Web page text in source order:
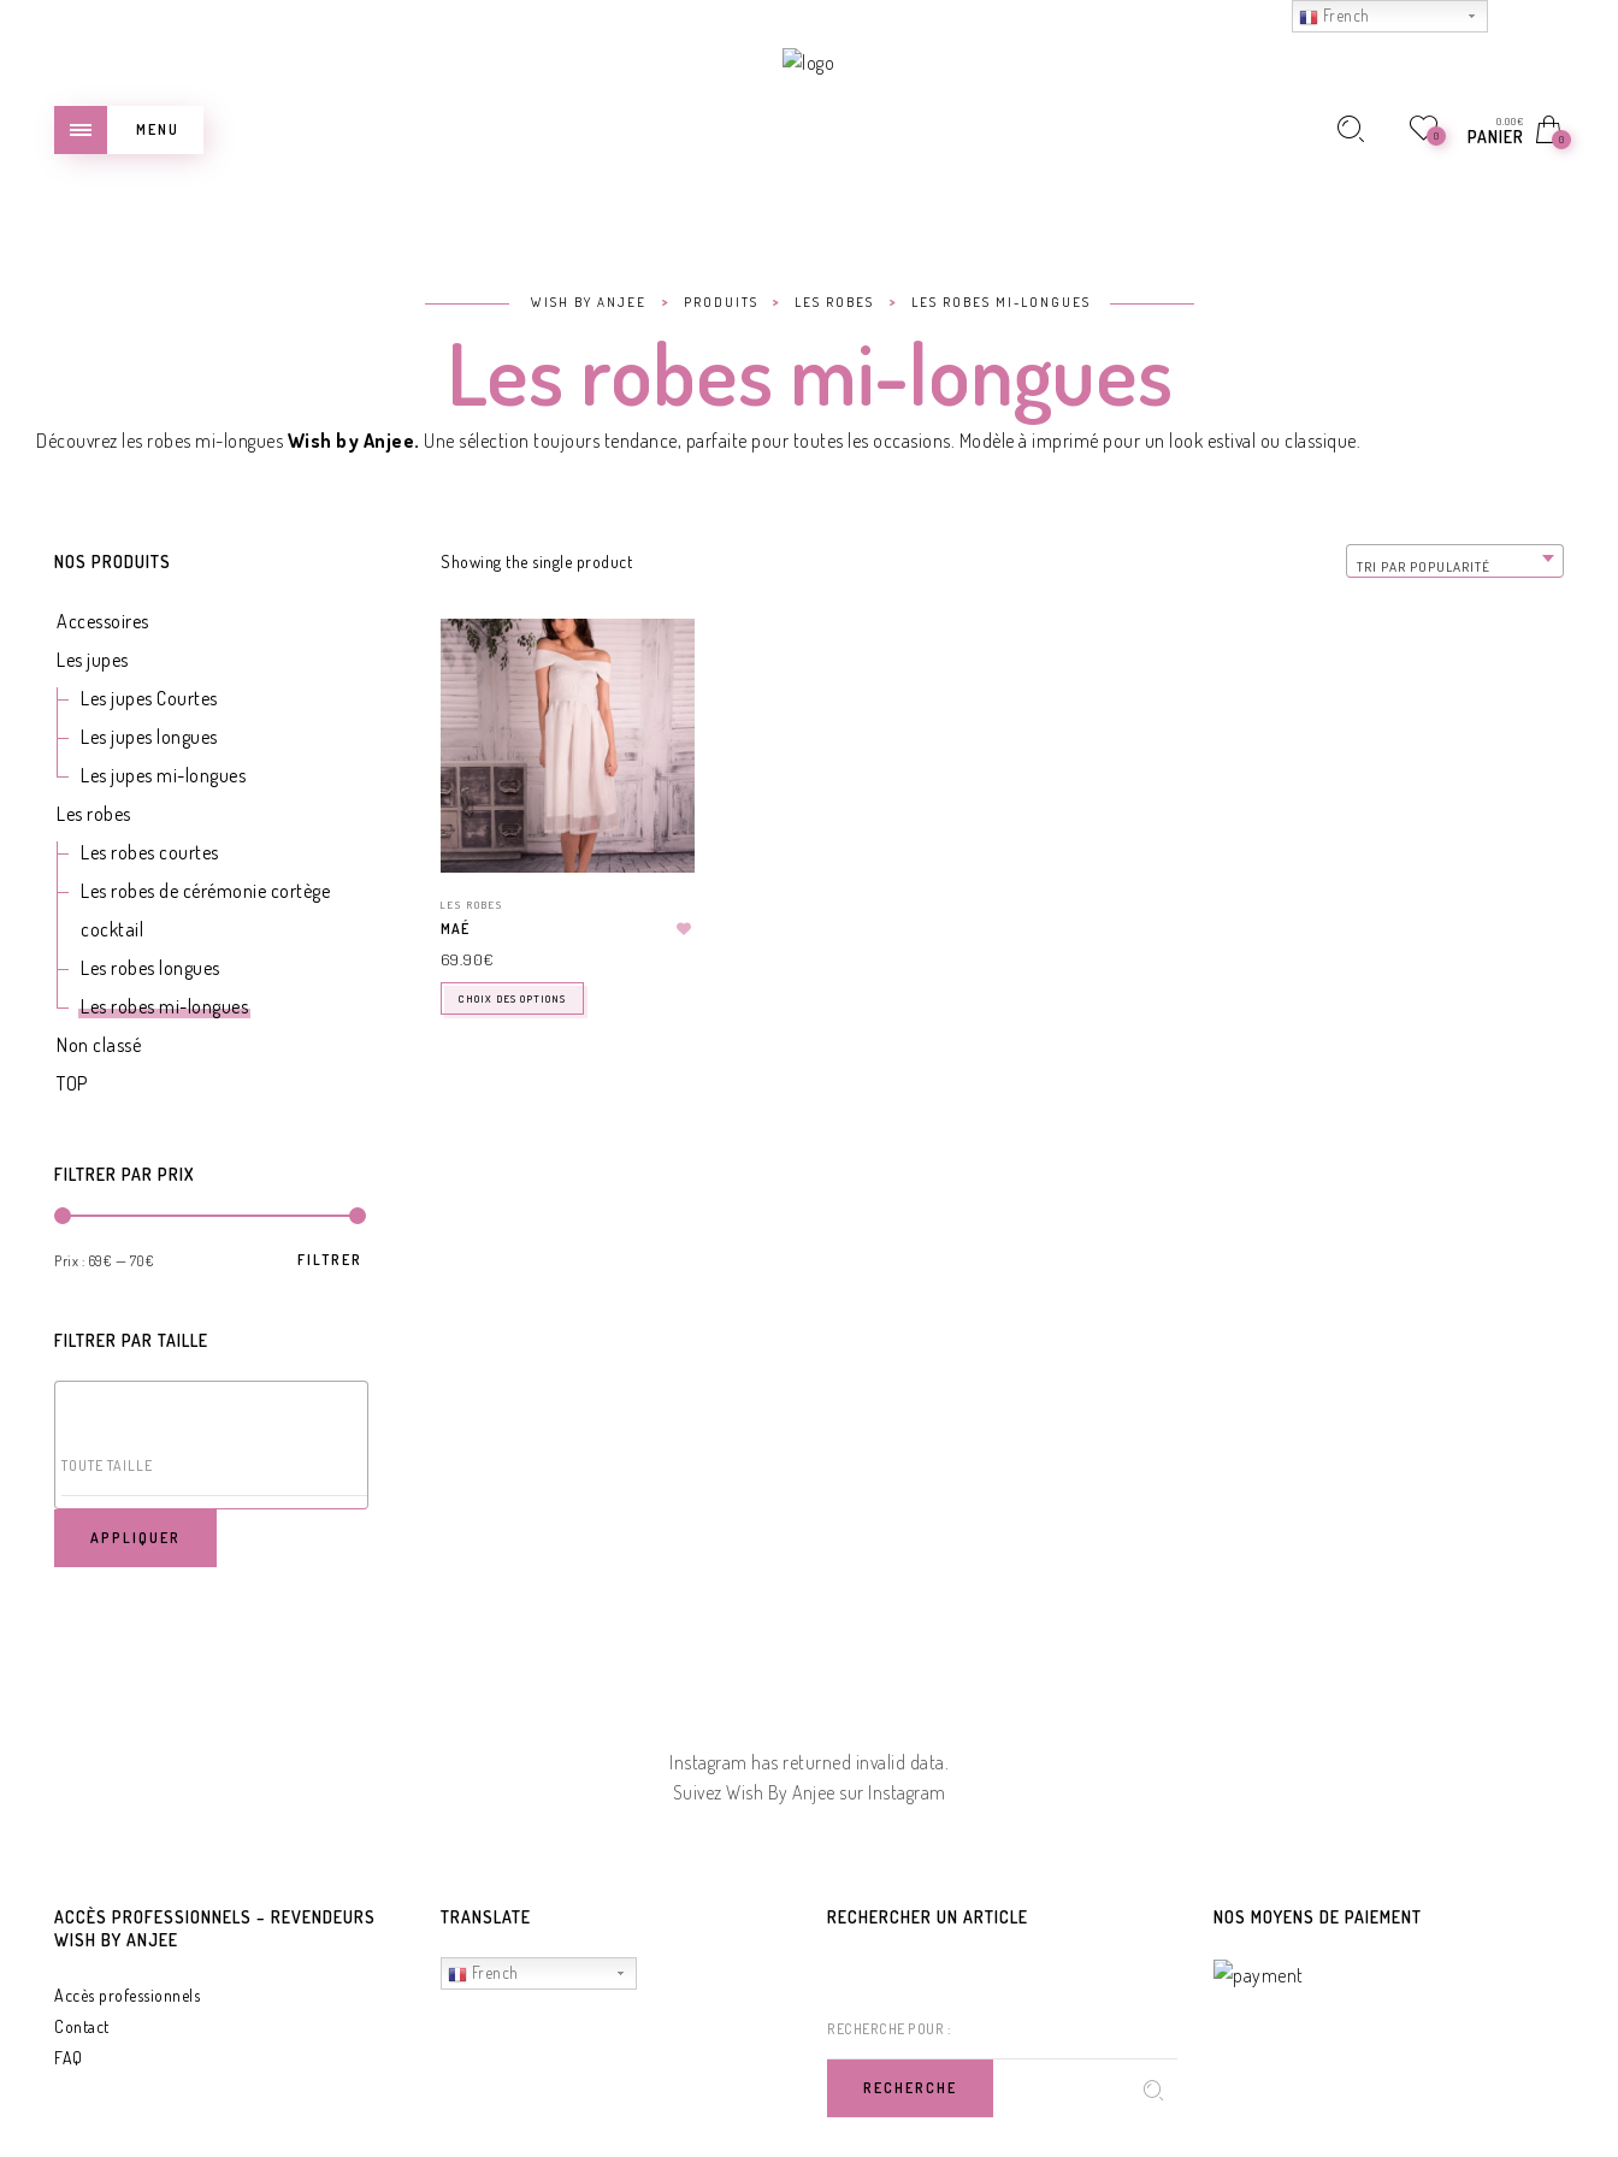
MENU 0
0.00€
PANIER 0
WISH BY ANJEE > PRODUITS > LES ROBES > LES ROBES MI-LONGUES
Les robes mi-longues
Découvrez les robes mi-longues Wish by Anjee. Une sélection toujours tendance, parfaite pour toutes les occasions. Modèle à imprimé pour un look estival ou classique.
NOS PRODUITS
Accessoires
Les jupes
Les jupes Courtes
Les jupes longues
Les jupes mi-longues
Les robes
Les robes courtes
Les robes de cérémonie cortège
cocktail
Les robes longues
Les robes mi-longues
Non classé
TOP
FILTRER PAR PRIX
FILTRER
Prix : 69€ — 70€
FILTRER PAR TAILLE
TOUTE TAILLE
APPLIQUER
Showing the single product TRI PAR POPULARITÉ
LES ROBES
MAÉ
69.90€
CHOIX DES OPTIONS
Instagram has returned invalid data.
Suivez Wish By Anjee sur Instagram
ACCÈS PROFESSIONNELS – REVENDEURS
WISH BY ANJEE
Accès professionnels
Contact
FAQ
TRANSLATE
French
RECHERCHER UN ARTICLE
RECHERCHE POUR :
RECHERCHE
NOS MOYENS DE PAIEMENT
French